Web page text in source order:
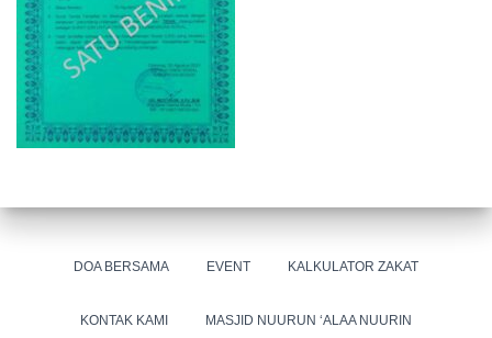
DOA BERSAMA EVENT KALKULATOR ZAKAT
KONTAK KAMI MASJID NUURUN ‘ALAA NUURIN